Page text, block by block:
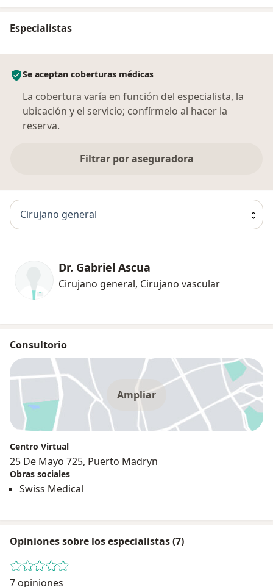
Especialistas
Se aceptan coberturas médicas
La cobertura varía en función del especialista, la
ubicación y el servicio; confírmelo al hacer la
reserva.
Filtrar por aseguradora
Cirujano general
Dr. Gabriel Ascua
Cirujano general, Cirujano vascular
Consultorio
Ampliar
Centro Virtual
25 De Mayo 725, Puerto Madryn
Obras sociales
Swiss Medical
Opiniones sobre los especialistas (7)
7 opiniones